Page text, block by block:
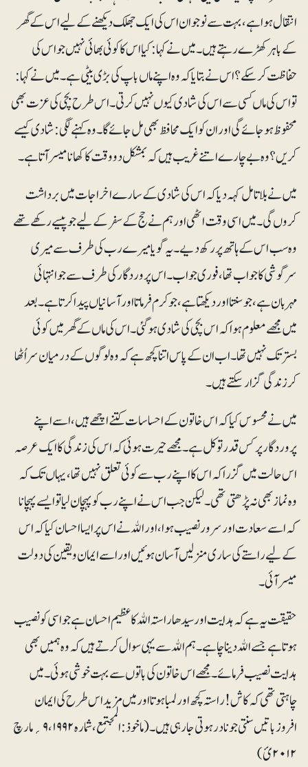
انتقال ہوا ہے، بہت سے نوجوان اس کی ایک جھلک دیکھنے کے لیے اس کے گھر
کے باہر کھڑے رہتے ہیں۔ میں نے کہا: کیا اس کا کوئی بھائی نہیں جو اس کی
حفاظت کرسکے؟اس نے بتایا کہ وہ اپنے ماں باپ کی بڑی بیٹی ہے۔ میں نے کہا:
تو اس کی ماں کسی سے اس کی شادی کیوں نہیں کرتی۔ اس طرح بچی کی عزت بھی
محفوظ ہوجائے گی اور ان کو ایک محافظ بھی مل جائے گا۔وہ کہنے لگی: شادی کیسے
کریں؟ وہ بے چارے اتنے غریب ہیں کہ بمشکل دو وقت کا کھانا میسر آتا ہے۔
میں نے بلا تامل کہہ دیا کہ اس کی شادی کے سارے اخراجات میں برداشت
کروں گی۔ میں اسی وقت اٹھی اور ہم نے حج کے سفر کے لیے جو پیسے رکھے تھے
وہ سب اس کے ہاتھ پر رکھ دیے۔ یہ گویا میرے رب کی طرف سے میری
سرگوشی کا جواب تھا، فوری جواب۔ اس پروردگار کی طرف سے جو انتہائی
مہربان ہے، جو سنتا اور دیکھتا ہے ، جو کرم فرماتا اور آسانیاں پیدا کرتا ہے۔ بعد
میں مجھے معلوم ہوا کہ اس بچی کی شادی ہوگئی۔ اس کی ماں کے گھر میں کوئی
بسترتک نہیں تھا۔ اب ان کے پاس اتنا کچھ ہے کہ وہ لوگوں کے درمیان سر اُٹھا
کر زندگی گزار سکتے ہیں۔
میں نے محسوس کیا کہ اس خاتون کے احساسات کتنے اچھے ہیں، اسے اپنے
پروردگار پر کس قدر توکل ہے۔ مجھے حیرت ہوئی کہ اس کی زندگی کا ایک عرصہ
اس حالت میں گزرا کہ اس کا اپنے رب سے کوئی تعلق نہیں تھا، یہاں تک کہ
وہ نماز بھی نہ پڑھتی تھی۔ لیکن جب اس نے اپنے رب کو پہچان لیا تو ایسے پہچانا
کہ اسے سعادت اور سرور نصیب ہوا ،اور اﷲ نے اس پر ایسا احسان کیا کہ اس
کے لیے راستے کی ساری منزلیں آسان ہوئیں اور اسے ایمان ویقین کی دولت
میسر آئی۔
حقیقت یہ ہے کہ ہدایت اور سیدھا راستہ اﷲ کا عظیم احسان ہے جو اسی کو نصیب
ہوتا ہے جسے اﷲ دینا چاہے۔ ہم اﷲ سے یہی سوال کرتے ہیں کہ وہ ہمیں بھی
ہدایت نصیب فرمائے۔ مجھے اس خاتون کی باتوں سے بہت خوشی ہوئی۔ میں
چاہتی تھی کہ کاش! راستہ کچھ اور لمبا ہوتا اور میں مزید اس طرح کی ایمان
افروزباتیں سنتی جو نادر ہوتی جارہی ہیں۔ (ماخوذ: المجتمع، شمارہ ۱۹۹۲، ۹؍مارچ
۲۰۱۲ئ)